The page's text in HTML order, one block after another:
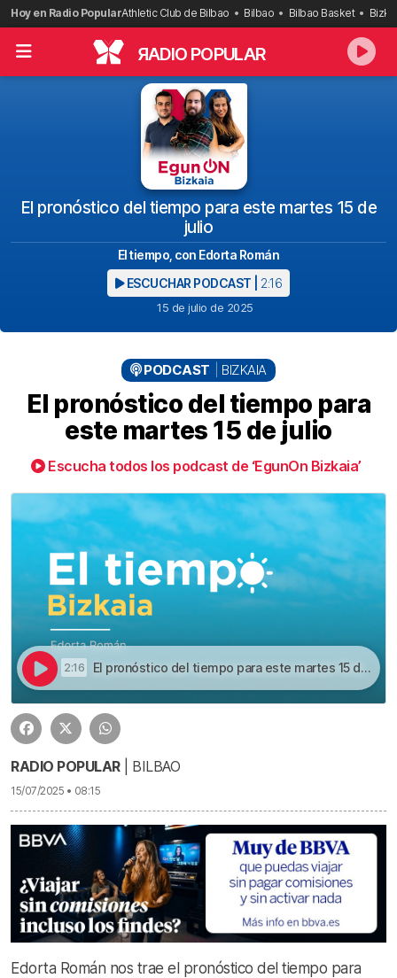
Saltar
al
contenido
Hoy en Radio PopularAthletic Club de Bilbao Bilbao Bilbao Basket
RADIO POPULAR
El pronóstico del tiempo para este martes 15 de
julio
El tiempo, con Edorta Román
ESCUCHAR PODCAST | 2:16
15 de julio de 2025
PODCAST BIZKAIA
El pronóstico del tiempo para
este martes 15 de julio
Escucha todos los podcast de ‘EgunOn Bizkaia’
2:16 El pronóstico del tiempo para este martes 15 de julio | El pronóstico del tiempo para este martes 15 de julio
RADIO POPULAR| BILBAO
15/07/2025 • 08:15
Edorta Román nos trae el pronóstico del tiempo para